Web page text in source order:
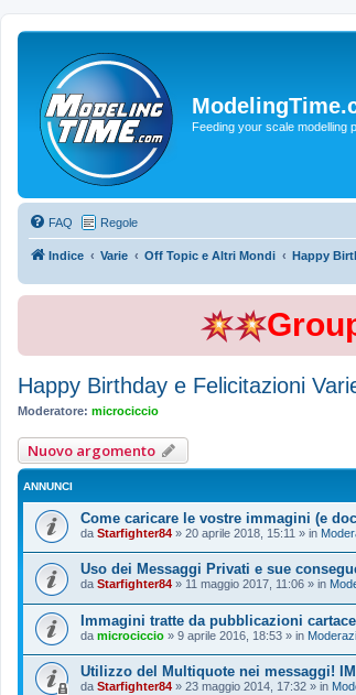
Feeding your scale modelling
FAQ Regole
Indice Varie Off Topic e Altri Mondi Happy
Happy Birthday e Felicitazioni
Moderatore: microciccio
Nuovo argomento
ANNUNCI
Come caricare le vostre immagini (e
da Starfighter84 » 20 aprile 2018, 15:11 » in
Uso dei Messaggi Privati e sue
da Starfighter84 » 11 maggio 2017, 11:06 » in
Immagini tratte da pubblicazioni
da microciccio » 9 aprile 2016, 18:53 » in
Utilizzo del Multiquote nei messaggi!
da Starfighter84 » 23 maggio 2014, 17:32 » in